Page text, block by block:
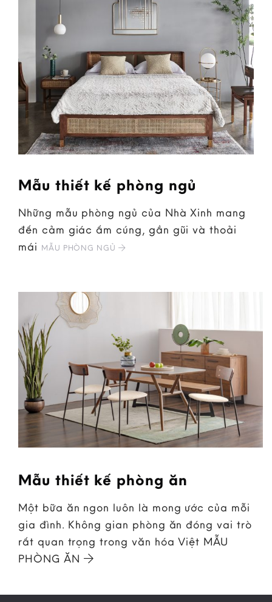
Mẫu thiết kế phòng ngủ
Những mẫu phòng ngủ của Nhà Xinh mang
đến cảm giác ấm cúng, gần gũi và thoải
mái MẪU PHÒNG NGỦ
Mẫu thiết kế phòng ăn
Một bữa ăn ngon luôn là mong ước của mỗi
gia đình. Không gian phòng ăn đóng vai trò
rất quan trọng trong văn hóa Việt MẪU
PHÒNG ĂN